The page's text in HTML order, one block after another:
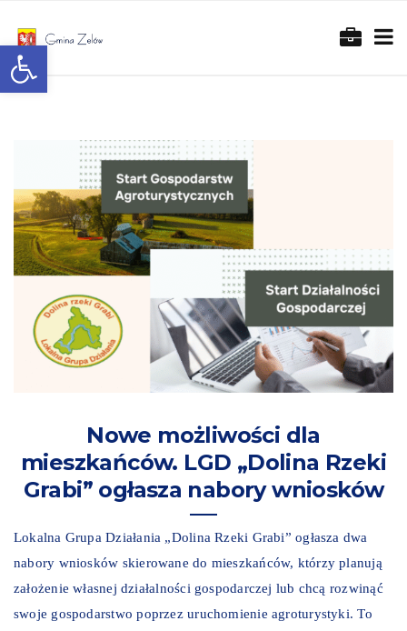
Otwórz pasek narzędzi
Nowe możliwości dla
mieszkańców. LGD „Dolina Rzeki
Grabi” ogłasza nabory wniosków
Lokalna Grupa Działania „Dolina Rzeki Grabi” ogłasza dwa
nabory wniosków skierowane do mieszkańców, którzy planują
założenie własnej działalności gospodarczej lub chcą rozwinąć
swoje gospodarstwo poprzez uruchomienie agroturystyki. To